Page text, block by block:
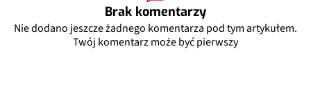
Brak komentarzy
Nie dodano jeszcze żadnego komentarza pod tym artykułem.
Twój komentarz może być pierwszy